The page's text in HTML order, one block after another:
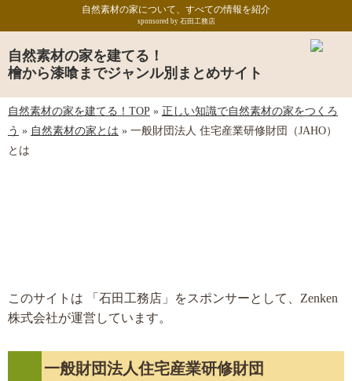
自然素材の家を建てる！
檜から漆喰までジャンル別まとめサイト
自然素材の家について、すべての情報を紹介
sponsored by 石田工務店
自然素材の家を建てる！TOP » 正しい知識で自然素材の家をつくろ
う » 自然素材の家とは » 一般財団法人 住宅産業研修財団（JAHO）
とは
このサイトは 「石田工務店」をスポンサーとして、Zenken
株式会社が運営しています。
一般財団法人住宅産業研修財団